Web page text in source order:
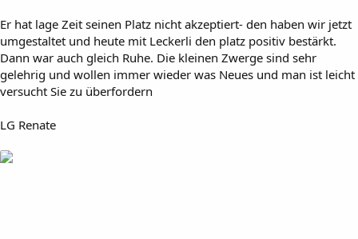
Er hat lage Zeit seinen Platz nicht akzeptiert- den haben wir jetzt
umgestaltet und heute mit Leckerli den platz positiv bestärkt.
Dann war auch gleich Ruhe. Die kleinen Zwerge sind sehr
gelehrig und wollen immer wieder was Neues und man ist leicht
versucht Sie zu überfordern
LG Renate